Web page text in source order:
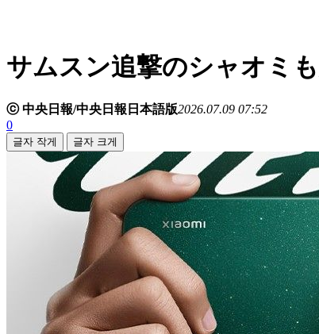
サムスン追撃のシャオミ
ⓒ 中央日報/中央日報日本語版2026.07.09 07:52
0
글자 작게 글자 크게